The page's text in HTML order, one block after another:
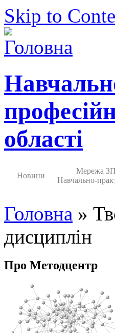
Skip to
області
Новини
Мережа
Навчально-
Головна »
дисциплін
Про Методцентр